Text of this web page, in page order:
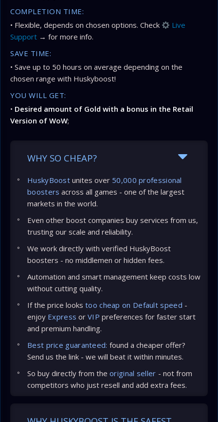
COMPLETION TIME:
• Flexible, depends on chosen options. Check
Live
Support → for more info.
SAVE TIME:
• Save up to 50 hours on average depending on the
chosen range with Huskyboost!
YOU WILL GET:
• Desired amount of Gold with a bonus in the Retail
Version of WoW;
WHY SO CHEAP?
HuskyBoost unites over 50,000 professional
boosters across all games - one of the largest
markets in the world.
Even other boost companies buy services from us,
trusting our scale and reliability.
We work directly with verified HuskyBoost
boosters - no middlemen or hidden fees.
Automation and smart management keep costs low
without cutting quality.
If the price looks too cheap on Default speed -
enjoy Express orVIP preferences for faster start
and premium handling.
Best price guaranteed: found a cheaper offer?
Send us the link - we will beat it within minutes.
So buy directly from the original seller - not from
competitors who just resell and add extra fees.